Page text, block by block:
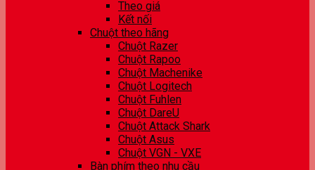
Theo giá
Kết nối
Chuột theo hãng
Chuột Razer
Chuột Rapoo
Chuột Machenike
Chuột Logitech
Chuột Fuhlen
Chuột DareU
Chuột Attack Shark
Chuột Asus
Chuột VGN - VXE
Bàn phím theo nhu cầu